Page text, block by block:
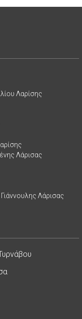
Λαρίσης
Λάρισας
Λάρισας